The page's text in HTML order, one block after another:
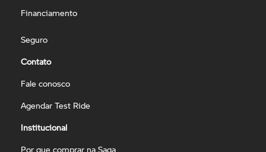
Financiamento
Seguro
Contato
Fale conosco
Agendar Test Ride
Institucional
Por que comprar na Saga